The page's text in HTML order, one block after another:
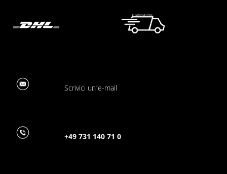
Scrivici un´e-mail
+49 731 140 71 0